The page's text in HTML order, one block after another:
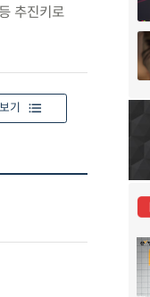
추진키로
기